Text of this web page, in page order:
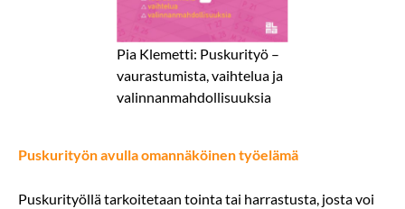
Pia Klemetti: Puskurityö –
vaurastumista, vaihtelua ja
valinnanmahdollisuuksia
Puskurityön avulla omannäköinen työelämä
Puskurityöllä tarkoitetaan tointa tai harrastusta, josta voi